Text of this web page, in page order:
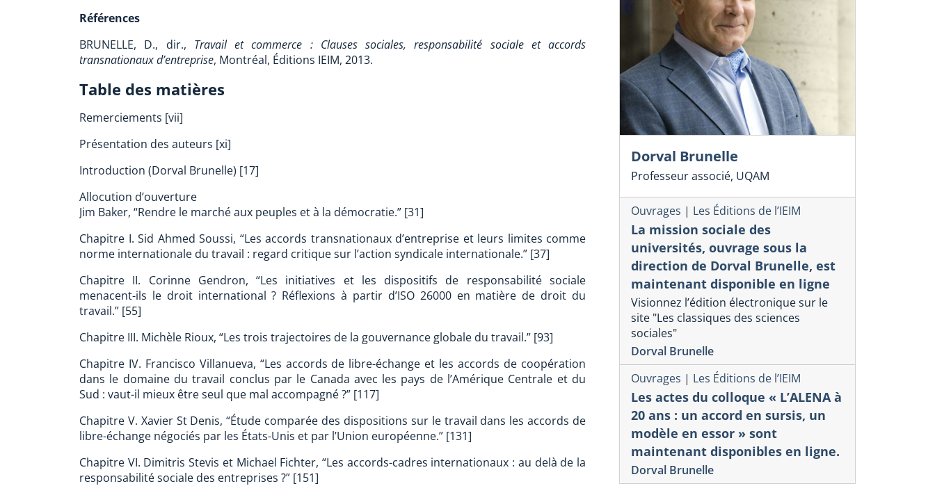
Références
BRUNELLE, D., dir., Travail et commerce : Clauses sociales, responsabilité sociale et accords
transnationaux d’entreprise, Montréal, Éditions IEIM, 2013.
Table des matières
Remerciements [vii]
Présentation des auteurs [xi]
Introduction (Dorval Brunelle) [17]
Allocution d’ouverture
Jim Baker, “Rendre le marché aux peuples et à la démocratie.” [31]
Chapitre I. Sid Ahmed Soussi, “Les accords transnationaux d’entreprise et leurs limites comme
norme internationale du travail : regard critique sur l’action syndicale internationale.” [37]
Chapitre II. Corinne Gendron, “Les initiatives et les dispositifs de responsabilité sociale
menacent-ils le droit international ? Réflexions à partir d’ISO 26000 en matière de droit du
travail.” [55]
Chapitre III. Michèle Rioux, “Les trois trajectoires de la gouvernance globale du travail.” [93]
Chapitre IV. Francisco Villanueva, “Les accords de libre-échange et les accords de coopération
dans le domaine du travail conclus par le Canada avec les pays de l’Amérique Centrale et du
Sud : vaut-il mieux être seul que mal accompagné ?” [117]
Chapitre V. Xavier St Denis, “Étude comparée des dispositions sur le travail dans les accords de
libre-échange négociés par les États-Unis et par l’Union européenne.” [131]
Chapitre VI. Dimitris Stevis et Michael Fichter, “Les accords-cadres internationaux : au delà de la
responsabilité sociale des entreprises ?” [151]
Dorval Brunelle
Professeur associé, UQAM
Ouvrages | Les Éditions de l’IEIM
La mission sociale des
universités, ouvrage sous la
direction de Dorval Brunelle, est
maintenant disponible en ligne
Visionnez l’édition électronique sur le
site "Les classiques des sciences
sociales"
Dorval Brunelle
Ouvrages | Les Éditions de l’IEIM
Les actes du colloque « L’ALENA à
20 ans : un accord en sursis, un
modèle en essor » sont
maintenant disponibles en ligne.
Dorval Brunelle